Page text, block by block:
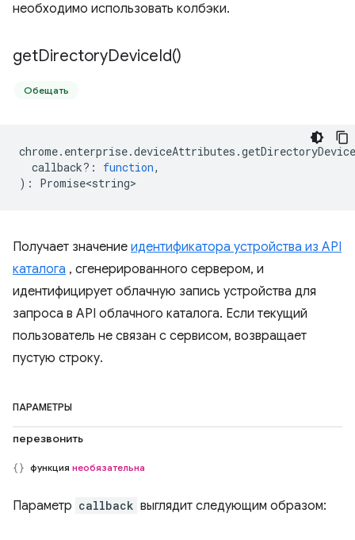
необходимо использовать колбэки.
getDirectoryDeviceId()
Обещать
chrome. enterprise.deviceAttributes .
callback? : function,
) : Promise<string>
Получает значение идентификатора устройства из API
каталога , сгенерированного сервером, и
идентифицирует облачную запись устройства для
запроса в API облачного каталога. Если текущий
пользователь не связан с сервисом, возвращает
пустую строку.
ПАРАМЕТРЫ
перезвонить
функция необязательна
Параметр callback выглядит следующим образом: